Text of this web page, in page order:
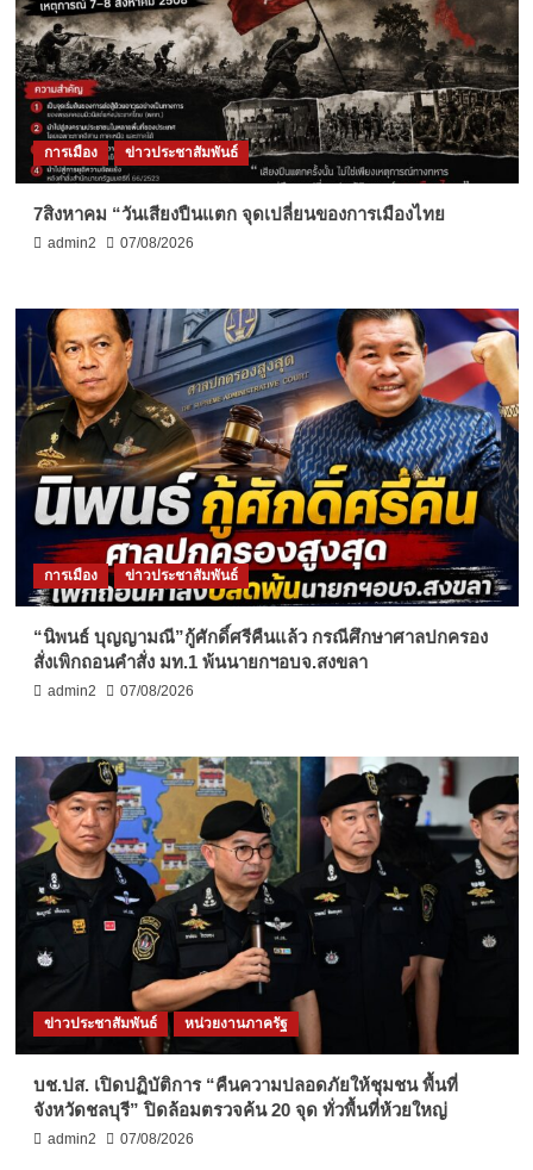
การเมือง ข่าวประชาสัมพันธ์
7สิงหาคม “วันเสียงปืนแตก จุดเปลี่ยนของการเมืองไทย
admin2 07/08/2026
การเมือง ข่าวประชาสัมพันธ์
“นิพนธ์ บุญญามณี”กู้ศักดิ์ศรีคืนแล้ว กรณีศึกษาศาลปกครอง
สั่งเพิกถอนคำสั่ง มท.1 พ้นนายกฯอบจ.สงขลา
admin2 07/08/2026
ข่าวประชาสัมพันธ์ หน่วยงานภาครัฐ
บช.ปส. เปิดปฏิบัติการ “คืนความปลอดภัยให้ชุมชน พื้นที่
จังหวัดชลบุรี” ปิดล้อมตรวจค้น 20 จุด ทั่วพื้นที่ห้วยใหญ่
admin2 07/08/2026